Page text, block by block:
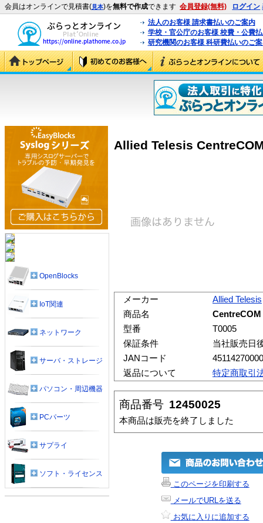
会員はオンラインで見積書(見本)を無料で作成できます 会員登録(無料) ログイン
法人のお客様 請求書払いのご案内
学校・官公庁のお客様 校費・公費
研究機関のお客様 科研費払いのご
Allied Telesis
メーカー
Allied Telesis
商品名
CentreCOM
型番
T0005
保証条件
当社販売日
JANコード
返品について
特定商取引
商品番号 12450025
本商品は販売を終了しました
このページを印刷する
メールでURLを送る
お気に入りに追加する
OpenBlocks
IoT関連
ネットワーク
サーバ・ストレージ
パソコン・周辺機器
PCパーツ
サプライ
ソフト・ライセンス